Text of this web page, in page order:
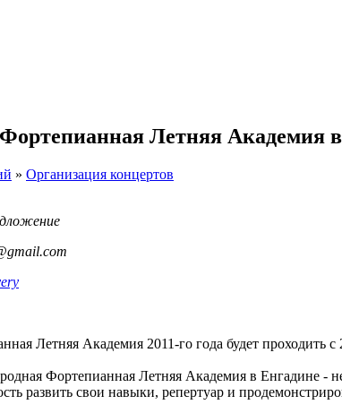
Летняя Академия
» Организация концертов
Летняя Академия 2011-го года будет проходить
Фортепианная Летняя Академия в Енгадине -
развить свои навыки, репертуар и